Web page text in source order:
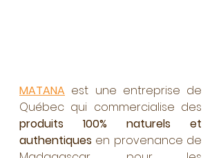
MATANA est une entreprise de
produits 100% naturels et
authentiques en provenance de